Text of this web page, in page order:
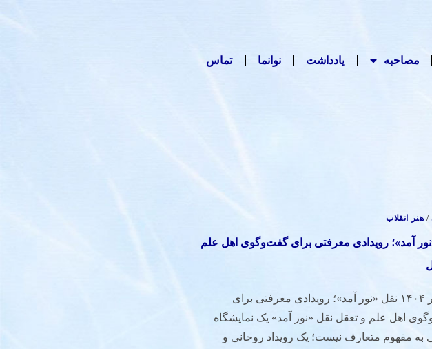
مصاحبه‌ یادداشت‌ نوانما تماس
/ هنر انقلاب
آمد»؛ رویدادی معرفتی برای گفت‌وگوی اهل علم
۱۸ آذر ۱۴۰۴ نقل «نور آمد»؛ رویدادی معرفتی برای
اهل علم و تعقل نقل «نور آمد» یک نمایشگاه
به مفهوم متعارف نیست؛ یک رویداد روحانی و